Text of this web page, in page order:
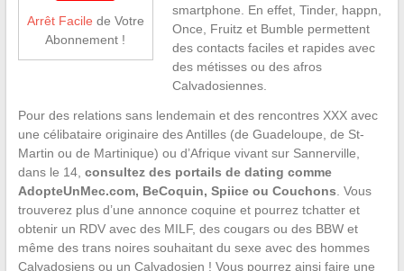
Arrêt Facile de Votre
Abonnement !
smartphone. En effet, Tinder, happn,
Once, Fruitz et Bumble permettent
des contacts faciles et rapides avec
des métisses ou des afros
Calvadosiennes.
Pour des relations sans lendemain et des rencontres XXX avec
une célibataire originaire des Antilles (de Guadeloupe, de St-
Martin ou de Martinique) ou d’Afrique vivant sur Sannerville,
dans le 14, consultez des portails de dating comme
AdopteUnMec.com, BeCoquin, Spiice ou Couchons . Vous
trouverez plus d’une annonce coquine et pourrez tchatter et
obtenir un RDV avec des MILF, des cougars ou des BBW et
même des trans noires souhaitant du sexe avec des hommes
Calvadosiens ou un Calvadosien ! Vous pourrez ainsi faire une